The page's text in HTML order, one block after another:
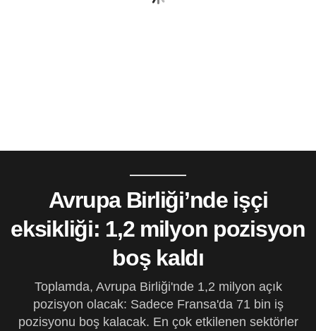
Avrupa Birliği’nde işçi
eksikliği: 1,2 milyon pozisyon
boş kaldı
Toplamda, Avrupa Birliği'nde 1,2 milyon açık
pozisyon olacak: Sadece Fransa'da 71 bin iş
pozisyonu boş kalacak. En çok etkilenen sektörler